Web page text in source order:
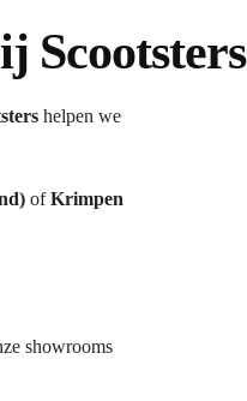
Scootsters
helpen we
ofKrimpen
showrooms